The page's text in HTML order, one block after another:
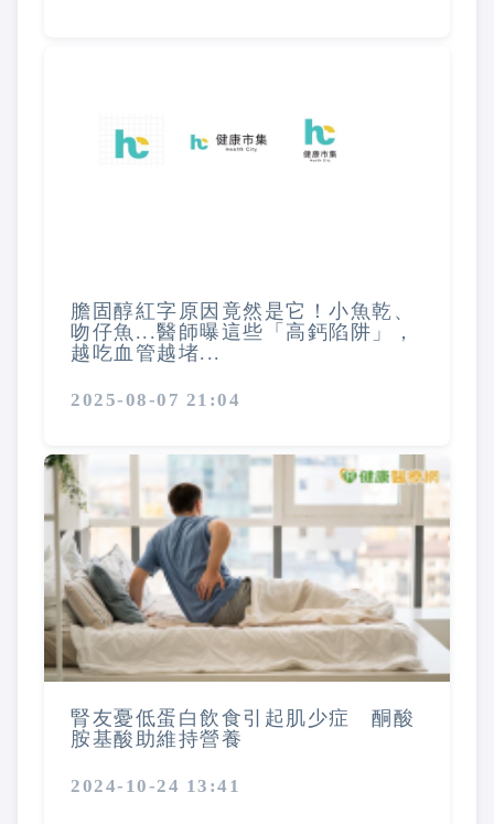
膽固醇紅字原因竟然是它！小魚乾、
吻仔魚...醫師曝這些「高鈣陷阱」，
越吃血管越堵...
2025-08-07 21:04
腎友憂低蛋白飲食引起肌少症 酮酸
胺基酸助維持營養
2024-10-24 13:41